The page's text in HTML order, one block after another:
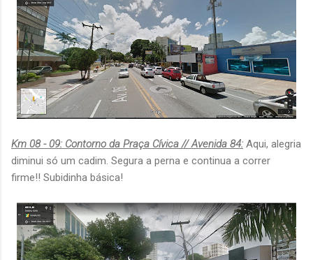
Km 08 - 09: Contorno da Praça Cívica // Avenida 84: Aqui, alegria
diminui só um cadim. Segura a perna e continua a correr
firme!! Subidinha básica!